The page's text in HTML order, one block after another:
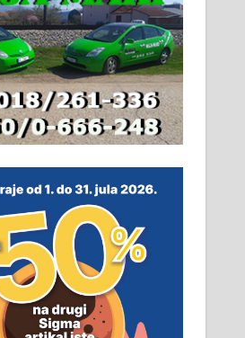
ОГЛАСИ
флотација Рудник
запошљава 20
рудара. Услови:
школа, пожељно
али не и
услов. Обезбеђен
превоз, исхрана.
122 – локал 22
услуге завршних
у грађевини,
и молерских
25-28-058